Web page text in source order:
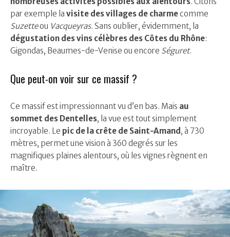
par exemple la visite des villages de charmecomme
Suzetteou Vacqueyras. Sans oublier, évidemment, la
dégustation des vins célèbres des Côtes du Rhône:
Gigondas, Beaumes-de-Venise ou encore Séguret.
Que peut-on voir sur ce massif ?
Ce massif est impressionnant vu d’en bas. Mais au
sommet des Dentelles, la vue est tout simplement
incroyable. Le pic de la crête de Saint-Amand , à 730
mètres, permet une vision à 360 degrés sur les
magnifiques plaines alentours, où les vignes règnent en
maître.